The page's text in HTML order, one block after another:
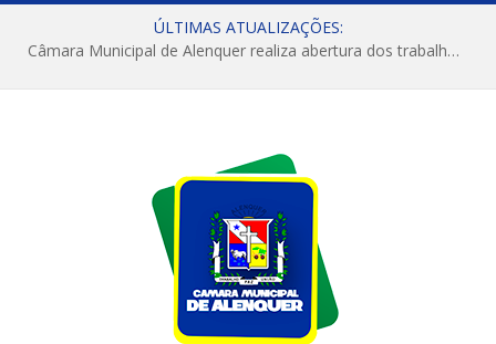
ÚLTIMAS ATUALIZAÇÕES:
Câmara Municipal de Alenquer realiza abertura dos trabalhos do 4º Período Legislativo